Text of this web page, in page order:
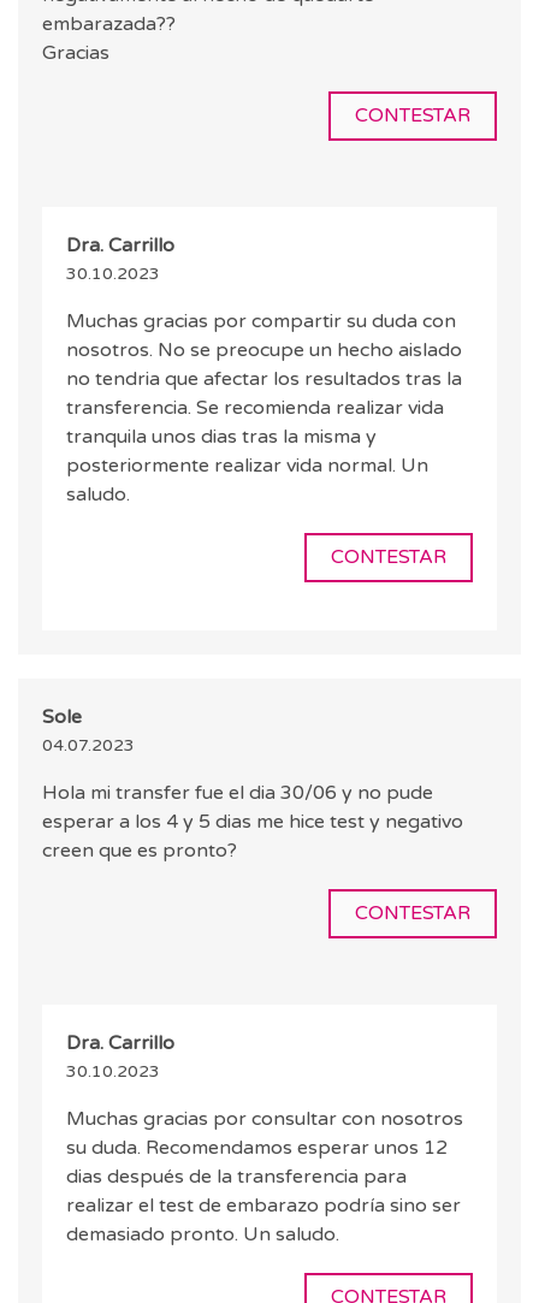
embarazada??
Gracias
CONTESTAR
Dra. Carrillo
30.10.2023
Muchas gracias por compartir su duda con
nosotros. No se preocupe un hecho aislado
no tendria que afectar los resultados tras la
transferencia. Se recomienda realizar vida
tranquila unos dias tras la misma y
posteriormente realizar vida normal. Un
saludo.
CONTESTAR
Sole
04.07.2023
Hola mi transfer fue el dia 30/06 y no pude
esperar a los 4 y 5 dias me hice test y negativo
creen que es pronto?
CONTESTAR
Dra. Carrillo
30.10.2023
Muchas gracias por consultar con nosotros
su duda. Recomendamos esperar unos 12
dias después de la transferencia para
realizar el test de embarazo podría sino ser
demasiado pronto. Un saludo.
CONTESTAR